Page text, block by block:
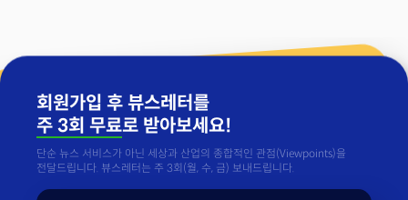
회원가입 후 뷰스레터를
주 3회 무료로 받아보세요!
단순 뉴스 서비스가 아닌 세상과 산업의 종합적인 관점(Viewpoints)을
전달드립니다. 뷰스레터는 주 3회(월, 수, 금) 보내드립니다.